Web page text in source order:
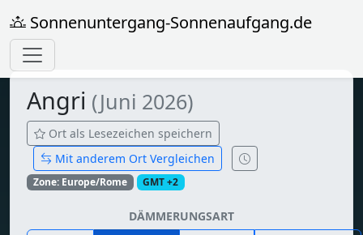
Sonnenuntergang-Sonnenaufgang.de
Angri (Juni 2026)
Ort als Lesezeichen speichern
Mit anderem Ort Vergleichen
Zone: Europe/Rome GMT +2
DÄMMERUNGSART